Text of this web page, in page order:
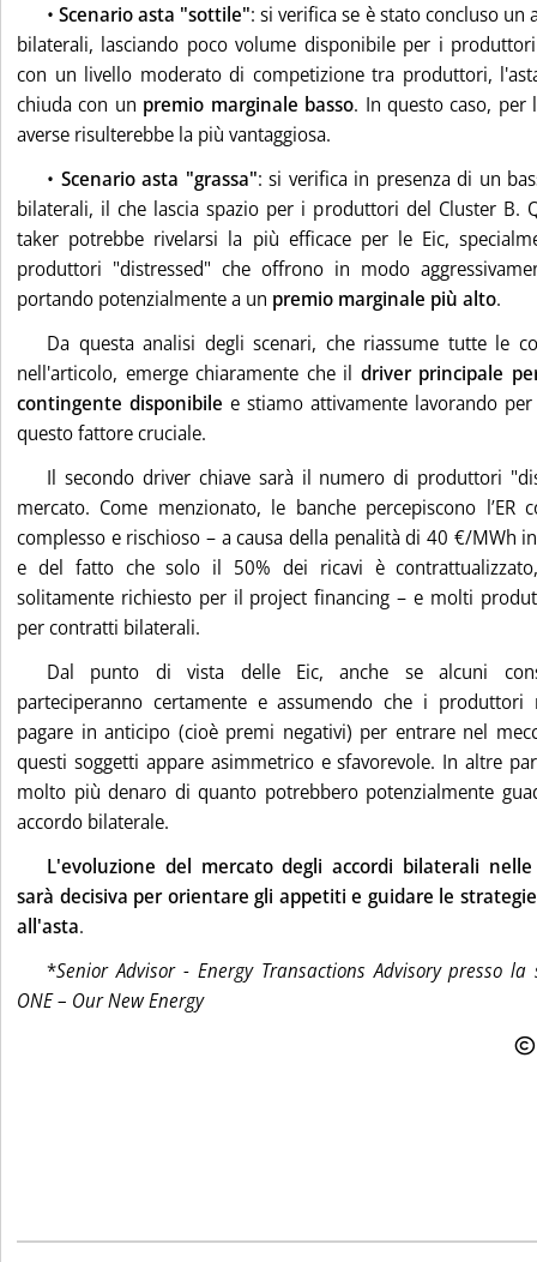
•Scenario asta "sottile": si verifica se è stato concluso
bilaterali, lasciando poco volume disponibile per i
con un livello moderato di competizione tra produttori,
chiuda con un premio marginale basso. In questo caso, per
averse risulterebbe la più vantaggiosa.
• Scenario asta "grassa": si verifica in presenza di un
bilaterali, il che lascia spazio per i produttori del Cluster B.
taker potrebbe rivelarsi la più efficace per le Eic,
produttori "distressed" che offrono in modo
portando potenzialmente a un premio marginale più alto.
Da questa analisi degli scenari, che riassume tutte le
nell'articolo, emerge chiaramente che il driver principale
contingente disponibile e stiamo attivamente lavorando
questo fattore cruciale.
Il secondo driver chiave sarà il numero di produttori
mercato. Come menzionato, le banche percepiscono l’ER
complesso e rischioso – a causa della penalità di 40 €/MWh
e del fatto che solo il 50% dei ricavi è
solitamente richiesto per il project financing – e molti
per contratti bilaterali.
Dal punto di vista delle Eic, anche se alcuni
parteciperanno certamente e assumendo che i
pagare in anticipo (cioè premi negativi) per entrare nel
questi soggetti appare asimmetrico e sfavorevole. In altre
molto più denaro di quanto potrebbero potenzialmente
accordo bilaterale.
L'evoluzione del mercato degli accordi bilaterali
sarà decisiva per orientare gli appetiti e guidare le
all'asta.
*Senior Advisor - Energy Transactions Advisory presso
ONE – Our New Energy